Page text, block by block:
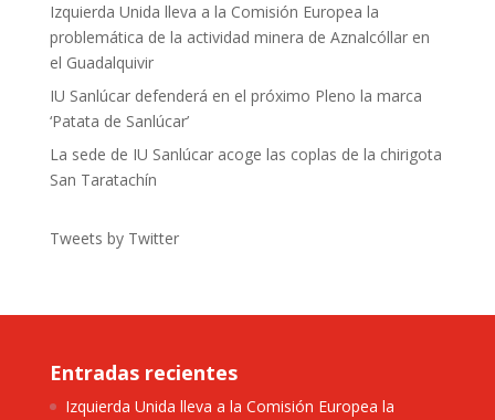
Izquierda Unida lleva a la Comisión Europea la
problemática de la actividad minera de Aznalcóllar en
el Guadalquivir
IU Sanlúcar defenderá en el próximo Pleno la marca
‘Patata de Sanlúcar’
La sede de IU Sanlúcar acoge las coplas de la chirigota
San Taratachín
Tweets by Twitter
Entradas recientes
Izquierda Unida lleva a la Comisión Europea la